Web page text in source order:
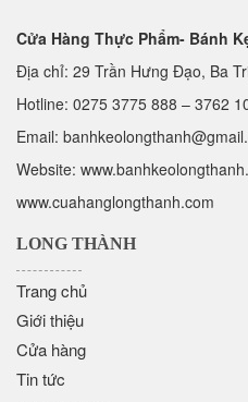
Cửa Hàng Thực Phẩm- Bánh
Địa chỉ: 29 Trần Hưng Đạo, Ba
Hotline: 0275 3775 888 – 3762
Email:
Website: www.
www.cuahanglongthanh.com
LONG THÀNH
Trang chủ
Giới thiệu
Cửa hàng
Tin tức